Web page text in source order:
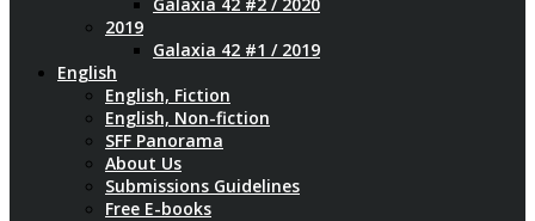
2019
Galaxia 42 #1 / 2019
English
English, Fiction
English, Non-fiction
SFF Panorama
About Us
Submissions Guidelines
Free E-books